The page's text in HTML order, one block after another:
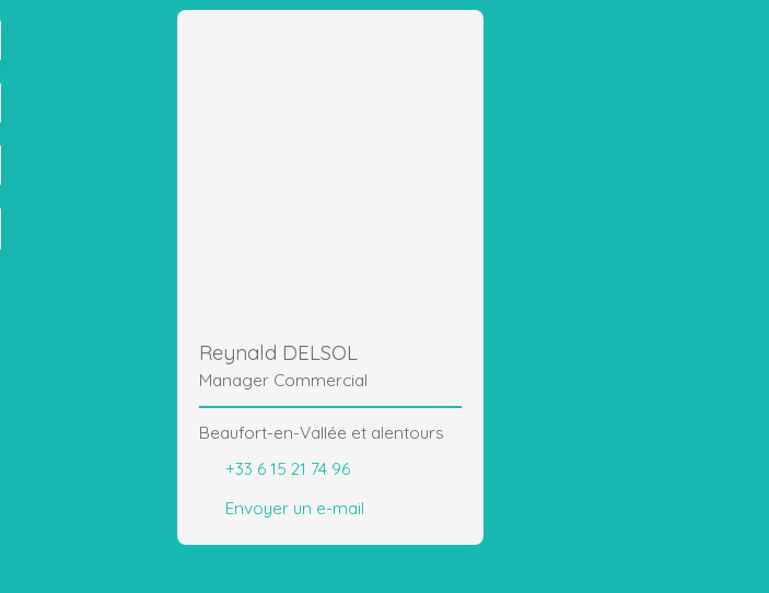
Reynald DELSOL
Manager Commercial
Beaufort-en-Vallée et alentours
+33 6 15 21 74 96
Envoyer un e-mail